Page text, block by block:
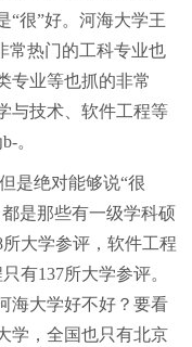
“很”好。河海大学王
常热门的工科专业也
专业等也抓的非常
与技术、软件工程等
。
是绝对能够说“很
是那些有一级学科硕
大学参评，软件工程
有137所大学参评。
海大学好不好？要看
学，全国也只有北京